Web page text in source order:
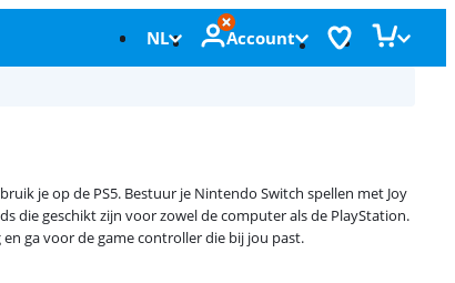
NL Account
je op de PS5. Bestuur je Nintendo Switch spellen met Joy
die geschikt zijn voor zowel de computer als de PlayStation.
ga voor de game controller die bij jou past.